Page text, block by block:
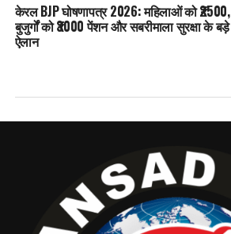
केरल BJP घोषणापत्र 2026: महिलाओं को ₹2500,
बुजुर्गों को ₹3000 पेंशन और सबरीमाला सुरक्षा के बड़े
ऐलान